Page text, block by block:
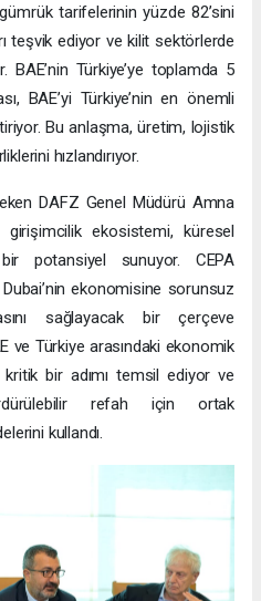
tarifelerinin yüzde 82’sini
teşvik ediyor ve kilit sektörlerde
Türkiye’ye toplamda 5
BAE’yi Türkiye’nin en önemli
Bu anlaşma, üretim, lojistik
hızlandırıyor.
DAFZ Genel Müdürü Amna
girişimcilik ekosistemi, küresel
potansiyel sunuyor. CEPA
Dubai’nin ekonomisine sorunsuz
sağlayacak bir çerçeve
ve Türkiye arasındaki ekonomik
bir adımı temsil ediyor ve
refah için ortak
kullandı.